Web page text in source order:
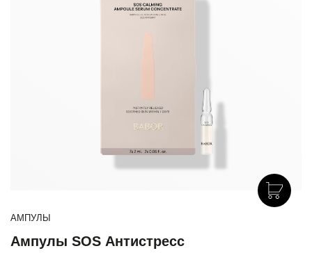
АМПУЛЫ
Ампулы SOS Антистресс